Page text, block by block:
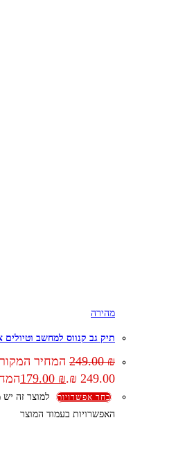
מהירה
תיק גב קנווס למחשב וטיולים
249.00₪
המחיר
249.00 ₪.
179.00 ₪
בחר אפשרויות
למוצר זה יש
האפשרויות בעמוד המוצר